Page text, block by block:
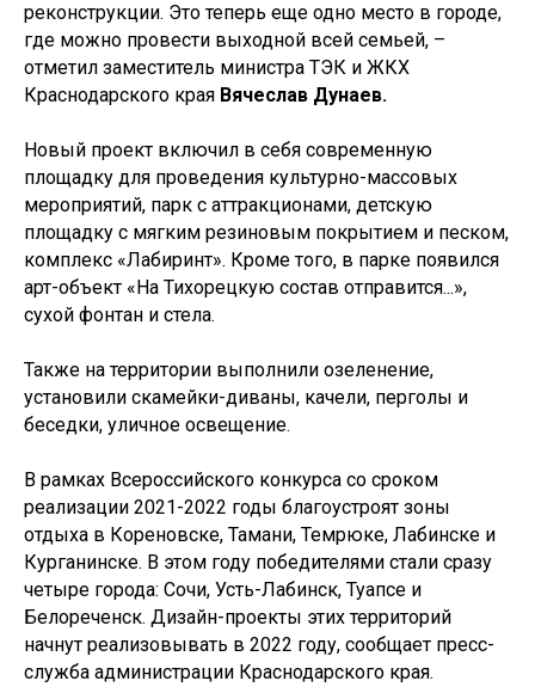
реконструкции. Это теперь еще одно место в городе,
где можно провести выходной всей семьей, –
отметил заместитель министра ТЭК и ЖКХ
Краснодарского края Вячеслав Дунаев.
Новый проект включил в себя современную
площадку для проведения культурно-массовых
мероприятий, парк с аттракционами, детскую
площадку с мягким резиновым покрытием и песком,
комплекс «Лабиринт». Кроме того, в парке появился
арт-объект «На Тихорецкую состав отправится...»,
сухой фонтан и стела.
Также на территории выполнили озеленение,
установили скамейки-диваны, качели, перголы и
беседки, уличное освещение.
В рамках Всероссийского конкурса со сроком
реализации 2021-2022 годы благоустроят зоны
отдыха в Кореновске, Тамани, Темрюке, Лабинске и
Курганинске. В этом году победителями стали сразу
четыре города: Сочи, Усть-Лабинск, Туапсе и
Белореченск. Дизайн-проекты этих территорий
начнут реализовывать в 2022 году, сообщает пресс-
служба администрации Краснодарского края.